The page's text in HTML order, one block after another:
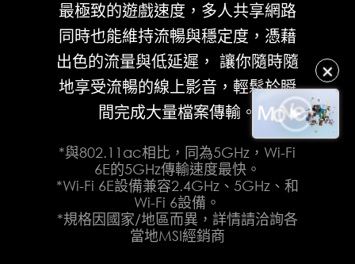
✕
最極致的遊戲速度，多人共享網路
同時也能維持流暢與穩定度，憑藉
出色的流量與低延遲， 讓你隨時隨
地享受流暢的線上影音，輕鬆於瞬
間完成大量檔案傳輸。
*與802.11ac相比，同為5GHz，Wi-Fi
6E的5GHz傳輸速度最快。
*Wi-Fi 6E設備兼容2.4GHz、5GHz、和
Wi-Fi 6設備。
*規格因國家/地區而異，詳情請洽詢各
當地MSI經銷商